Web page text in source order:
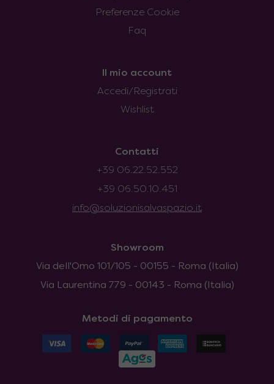
Preferenze Cookie
Faq
Il mio account
Accedi/Registrati
Wishlist
Contatti
+39 06.22.52.552
+39 06.50.10.451
info@soluzionisalvaspazio.it
Showroom
Via dell'Omo 101/105 - 00155 - Roma (Italia)
Via Laurentina 779 - 00143 - Roma (Italia)
Metodi di pagamento